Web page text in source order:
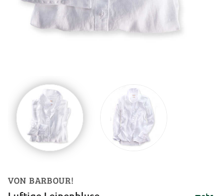
VON BARBOUR!